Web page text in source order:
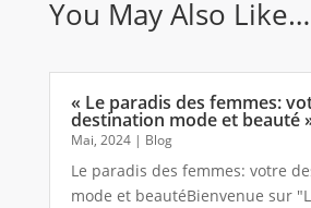
You May Also Like…
« Le paradis des femmes:
destination mode et beauté
Mai, 2024| Blog
Le paradis des femmes: votre
mode et beautéBienvenue sur